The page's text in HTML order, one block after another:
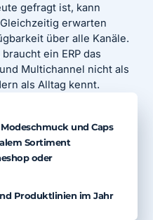
gefragt ist, kann
erwarten
über alle Kanäle.
ein ERP das
Multichannel nicht als
als Alltag kennt.
und Caps
Sortiment
oder
Produktlinien im Jahr